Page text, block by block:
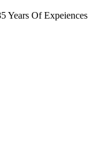
Years Of Expeiences